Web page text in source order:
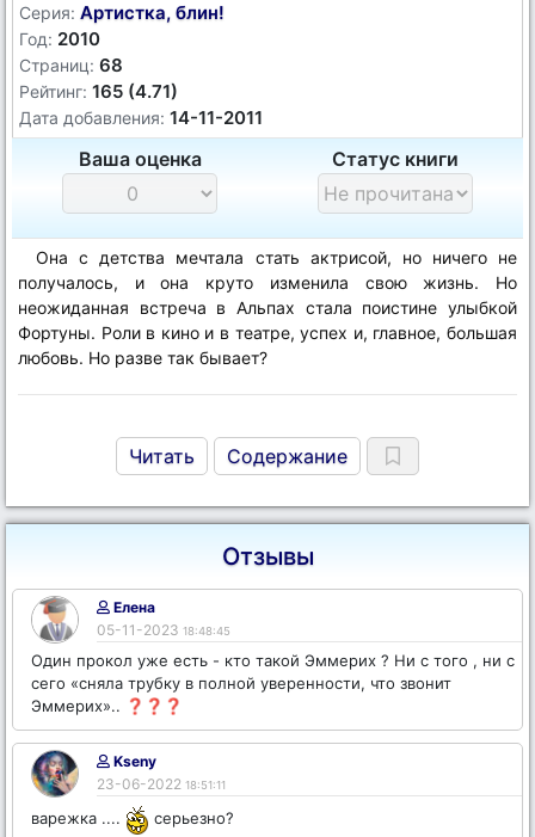
Серия: Артистка, блин!
Год: 2010
Страниц: 68
Рейтинг: 165 (4.71)
Дата добавления: 14-11-2011
Ваша оценка Статус книги
Она с детства мечтала стать актрисой, но ничего не
получалось, и она круто изменила свою жизнь. Но
неожиданная встреча в Альпах стала поистине улыбкой
Фортуны. Роли в кино и в театре, успех и, главное, большая
любовь. Но разве так бывает?
Читать Содержание
Отзывы
Елена
05-11-2023 18:48:45
Один прокол уже есть - кто такой Эммерих ? Ни с того , ни с
сего «сняла трубку в полной уверенности, что звонит
Эммерих».. ❓❓❓
Kseny
23-06-2022 18:51:11
варежка .... серьезно?